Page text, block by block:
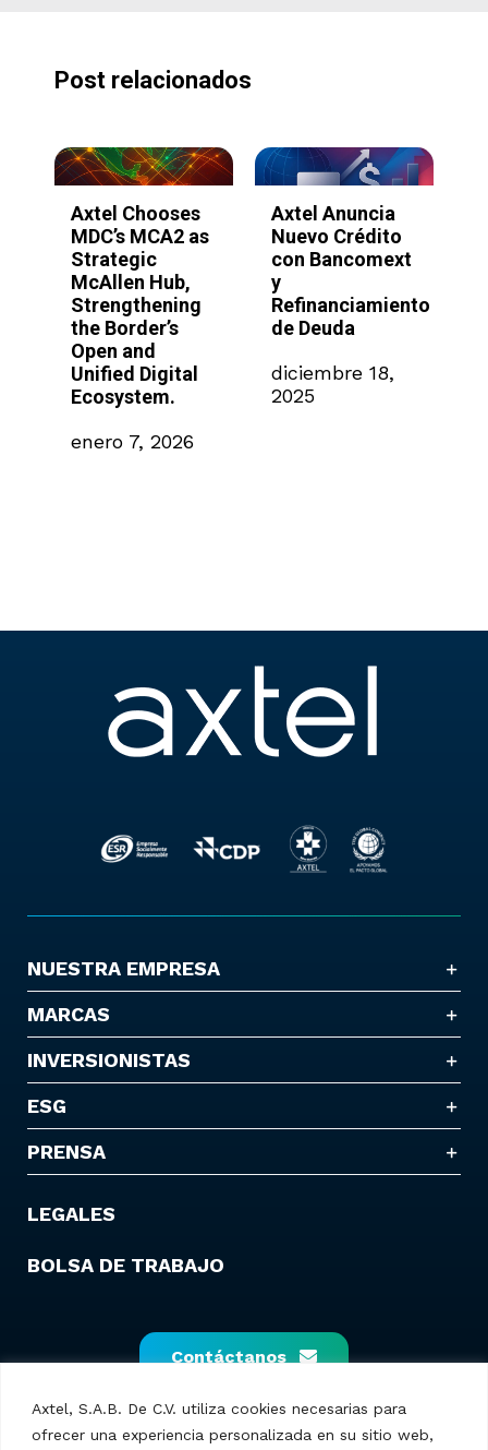
Axtel, S.A.B. De C.V. utiliza cookies necesarias para
ofrecer una experiencia personalizada en su sitio web,
Post relacionados
Axtel Anuncia
Nuevo Crédito
con Bancomext
y
Refinanciamiento
de Deuda
diciembre 18,
2025
Axtel y
SimplyAsk.ai
lanzan
IA sin código
para acelerar la
empresarial en
NUESTRA EMPRESA
MARCAS
INVERSIONISTAS
ESG
PRENSA
LEGALES
BOLSA DE TRABAJO
Contáctanos